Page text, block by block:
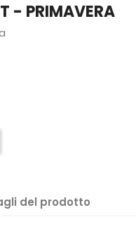
- PRIMAVERA
del prodotto